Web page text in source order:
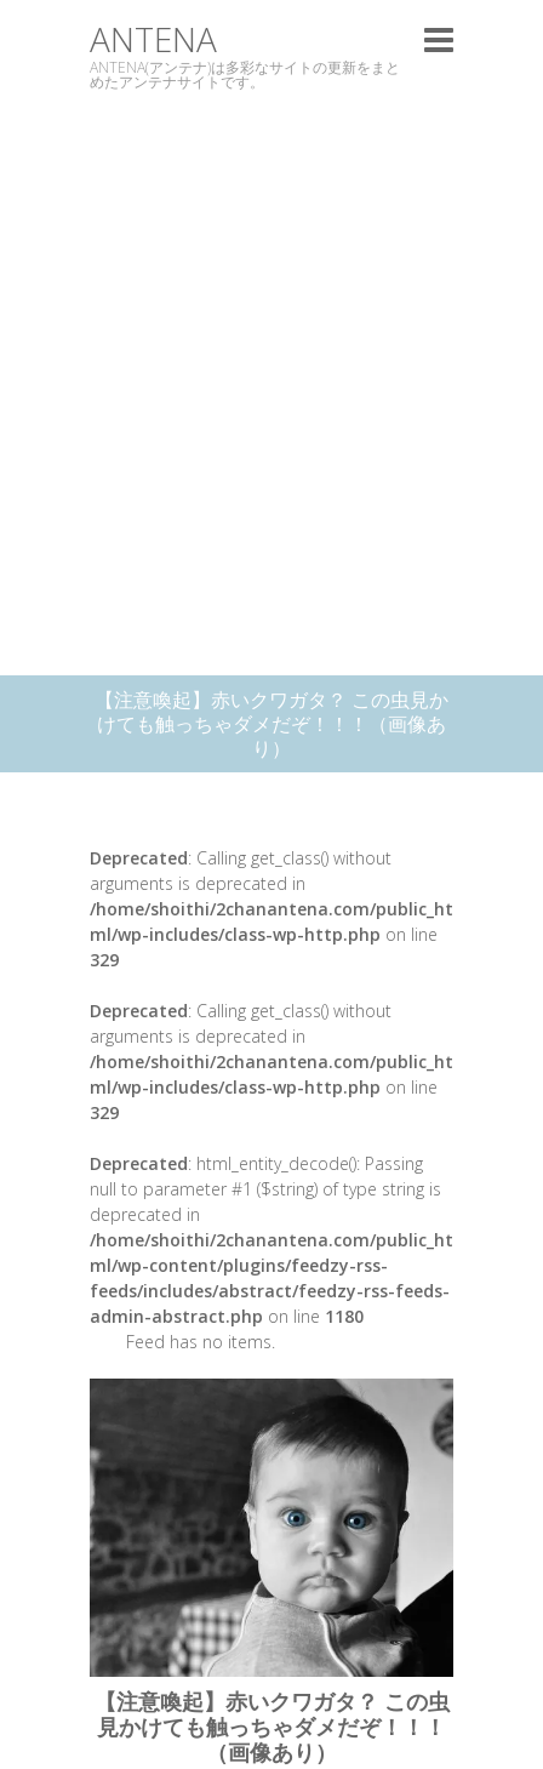
ANTENA
ANTENA(アンテナ)は多彩なサイトの更新をまと
めたアンテナサイトです。
【注意喚起】赤いクワガタ？ この虫見か
けても触っちゃダメだぞ！！！（画像あ
り）
Deprecated: Calling get_class() without
arguments is deprecated in
/home/shoithi/2chanantena.com/public_ht
ml/wp-includes/class-wp-http.php on line
329
Deprecated: Calling get_class() without
arguments is deprecated in
/home/shoithi/2chanantena.com/public_ht
ml/wp-includes/class-wp-http.php on line
329
Deprecated: html_entity_decode(): Passing
null to parameter #1 ($string) of type string is
deprecated in
/home/shoithi/2chanantena.com/public_ht
ml/wp-content/plugins/feedzy-rss-
feeds/includes/abstract/feedzy-rss-feeds-
admin-abstract.php on line 1180
Feed has no items.
【注意喚起】赤いクワガタ？ この虫
見かけても触っちゃダメだぞ！！！
（画像あり）